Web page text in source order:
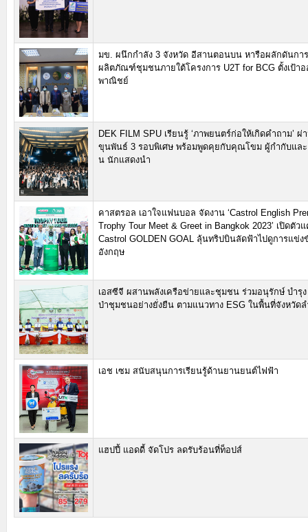
มข. ผนึกกำลัง 3 จังหวัด อีสานตอนบน หารือผลักดันกา
ผลิตภัณฑ์ชุมชนภายใต้โครงการ U2T for BCG ตั้งเป้าอ
พาณิชย์
DEK FILM SPU เรียนรู้ ‘ภาพยนตร์ก่อให้เกิดคำถาม’ ผ่
ขุนพันธ์ 3 รอบพิเศษ พร้อมพูดคุยกับคุณโขม ผู้กำกับแล
น นักแสดงนำ
คาสตรอล เอาใจแฟนบอล จัดงาน ‘Castrol English
Trophy Tour Meet & Greet in Bangkok 2023’ เปิดตั
Castrol GOLDEN GOAL ลุ้นทริปบินลัดฟ้าไปดูการแข่
อังกฤษ
เอสซีจี ผสานพลังเครือข่ายและชุมชน ร่วมอนุรักษ์ บำรุ
ป่าชุมชนอย่างยั่งยืน ตามแนวทาง ESG ในพื้นที่จังหวัดล
เอช เซม สนับสนุนการเรียนรู้ด้านยานยนต์ไฟฟ้า
แฮปปี้ แอดดี้ จัดโปร ลดรับร้อนที่ท็อปส์